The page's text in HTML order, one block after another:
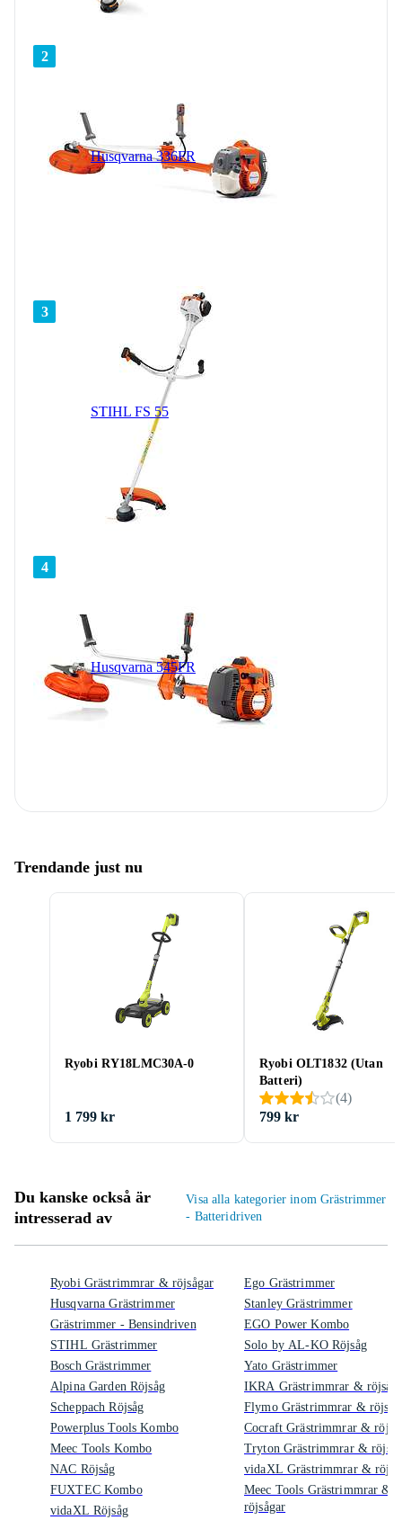
2
Husqvarna 336FR
3
STIHL FS 55
4
Husqvarna 545FR
Trendande just nu
Ryobi RY18LMC30A-0
1 799 kr
Ryobi OLT1832 (Utan
Batteri)
(4)
799 kr
Du kanske också är
intresserad av
Visa alla kategorier inom Grästrimmer
- Batteridriven
Ryobi Grästrimmrar & röjsågar
Husqvarna Grästrimmer
Grästrimmer - Bensindriven
STIHL Grästrimmer
Bosch Grästrimmer
Alpina Garden Röjsåg
Scheppach Röjsåg
Powerplus Tools Kombo
Meec Tools Kombo
NAC Röjsåg
FUXTEC Kombo
vidaXL Röjsåg
Ego Grästrimmer
Stanley Grästrimmer
EGO Power Kombo
Solo by AL-KO Röjsåg
Yato Grästrimmer
IKRA Grästrimmrar &
Flymo Grästrimmrar &
Cocraft Grästrimmrar &
Tryton Grästrimmrar &
vidaXL Grästrimmrar &
Meec Tools Grästrimmrar &
röjsågar